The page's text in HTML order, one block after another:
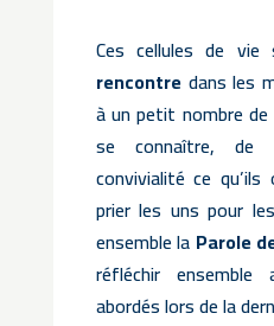
Ces cellules de
rencontredans les
à un petit nombre
se connaître, de
convivialité ce
prier les uns pour
ensemble la Parole
réfléchir
abordés lors de la